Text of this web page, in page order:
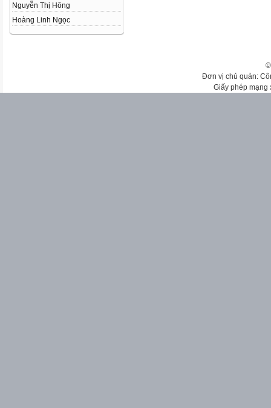
Nguyễn Thị Hông
Hoàng Linh Ngọc
Đơn vị chủ quản:
Giấy phép mạng